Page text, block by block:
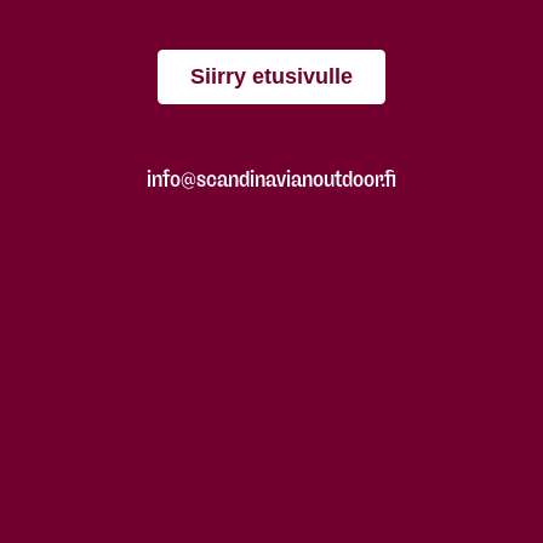
Siirry etusivulle
info@scandinavianoutdoor.fi